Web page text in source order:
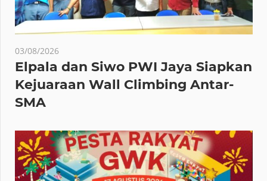
03/08/2026
Elpala dan Siwo PWI Jaya Siapkan
Kejuaraan Wall Climbing Antar-
SMA